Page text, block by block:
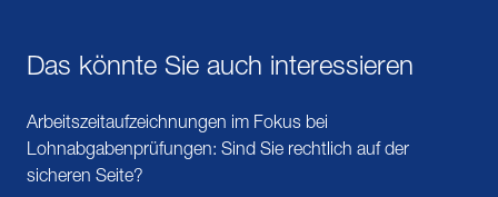
Das könnte Sie auch interessieren
Arbeitszeitaufzeichnungen im Fokus bei
Lohnabgabenprüfungen: Sind Sie rechtlich auf der
sicheren Seite?